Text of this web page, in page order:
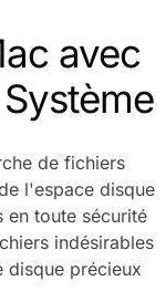
avec
de fichiers
l'espace disque
en toute sécurité
indésirables
disque précieux